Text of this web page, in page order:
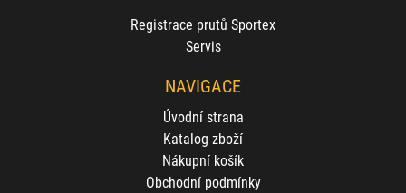
Registrace prutů Sportex
Servis
NAVIGACE
Úvodní strana
Katalog zboží
Nákupní košík
Obchodní podmínky